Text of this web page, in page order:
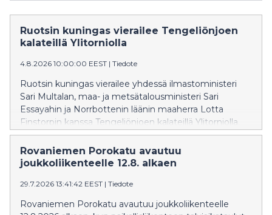
Ruotsin kuningas vierailee Tengeliönjoen
kalateillä Ylitorniolla
4.8.2026 10:00:00 EEST | Tiedote
Ruotsin kuningas vierailee yhdessä ilmastoministeri
Sari Multalan, maa- ja metsätalousministeri Sari
Essayahin ja Norrbottenin läänin maaherra Lotta
Finstorpin kanssa Tengeliönjoen kalateillä Ylitorniolla.
Lapin elinvoimakeskuksen asiantuntijat esittelevät
Lapin elinvoimakeskuksen rakennuttamia kalateitä ja
virtavesikunnostuskohteita arvovieraille.
Rovaniemen Porokatu avautuu
joukkoliikenteelle 12.8. alkaen
29.7.2026 13:41:42 EEST | Tiedote
Rovaniemen Porokatu avautuu joukkoliikenteelle